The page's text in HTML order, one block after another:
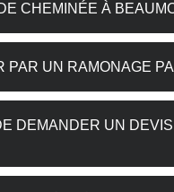
CHEMINÉE À
PAR UN RAMONAGE
DEMANDER UN